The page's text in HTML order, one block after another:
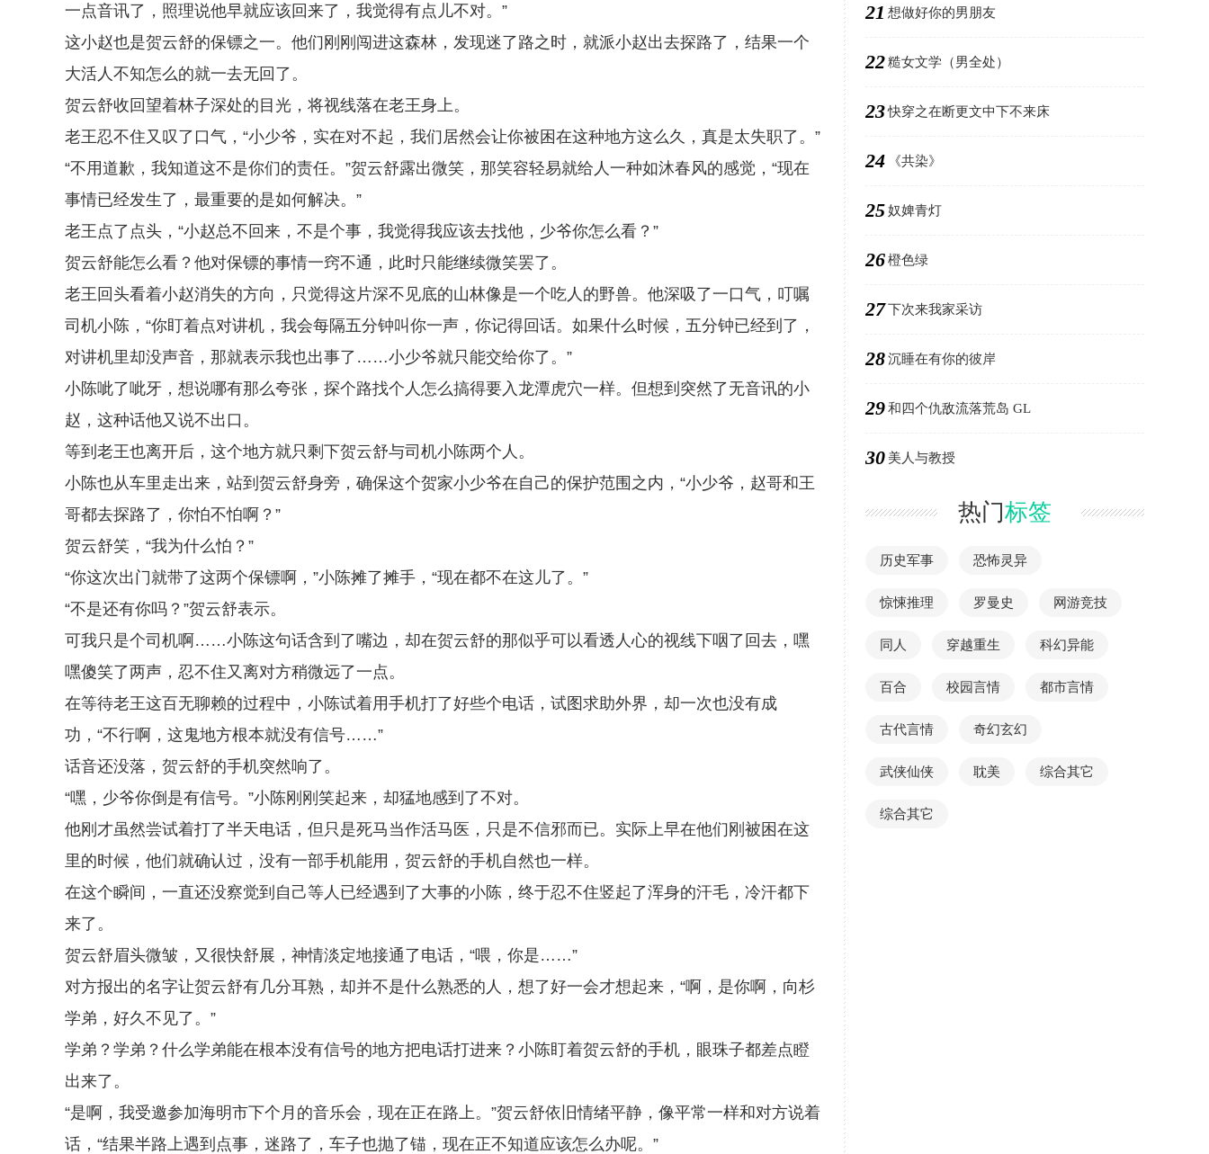
一点音讯了，照理说他早就应该回来了，我觉得有点儿不对。”
这小赵也是贺云舒的保镖之一。他们刚刚闯进这森林，发现迷了路之时，就派小赵出去探路了，结果一个
大活人不知怎么的就一去无回了。
贺云舒收回望着林子深处的目光，将视线落在老王身上。
老王忍不住又叹了口气，“小少爷，实在对不起，我们居然会让你被困在这种地方这么久，真是太失职了。”
“不用道歉，我知道这不是你们的责任。”贺云舒露出微笑，那笑容轻易就给人一种如沐春风的感觉，“现在
事情已经发生了，最重要的是如何解决。”
老王点了点头，“小赵总不回来，不是个事，我觉得我应该去找他，少爷你怎么看？”
贺云舒能怎么看？他对保镖的事情一窍不通，此时只能继续微笑罢了。
老王回头看着小赵消失的方向，只觉得这片深不见底的山林像是一个吃人的野兽。他深吸了一口气，叮嘱
司机小陈，“你盯着点对讲机，我会每隔五分钟叫你一声，你记得回话。如果什么时候，五分钟已经到了，
对讲机里却没声音，那就表示我也出事了……小少爷就只能交给你了。”
小陈呲了呲牙，想说哪有那么夸张，探个路找个人怎么搞得要入龙潭虎穴一样。但想到突然了无音讯的小
赵，这种话他又说不出口。
等到老王也离开后，这个地方就只剩下贺云舒与司机小陈两个人。
小陈也从车里走出来，站到贺云舒身旁，确保这个贺家小少爷在自己的保护范围之内，“小少爷，赵哥和王
哥都去探路了，你怕不怕啊？”
贺云舒笑，“我为什么怕？”
“你这次出门就带了这两个保镖啊，”小陈摊了摊手，“现在都不在这儿了。”
“不是还有你吗？”贺云舒表示。
可我只是个司机啊……小陈这句话含到了嘴边，却在贺云舒的那似乎可以看透人心的视线下咽了回去，嘿
嘿傻笑了两声，忍不住又离对方稍微远了一点。
在等待老王这百无聊赖的过程中，小陈试着用手机打了好些个电话，试图求助外界，却一次也没有成
功，“不行啊，这鬼地方根本就没有信号……”
话音还没落，贺云舒的手机突然响了。
“嘿，少爷你倒是有信号。”小陈刚刚笑起来，却猛地感到了不对。
他刚才虽然尝试着打了半天电话，但只是死马当作活马医，只是不信邪而已。实际上早在他们刚被困在这
里的时候，他们就确认过，没有一部手机能用，贺云舒的手机自然也一样。
在这个瞬间，一直还没察觉到自己等人已经遇到了大事的小陈，终于忍不住竖起了浑身的汗毛，冷汗都下
来了。
贺云舒眉头微皱，又很快舒展，神情淡定地接通了电话，“喂，你是……”
对方报出的名字让贺云舒有几分耳熟，却并不是什么熟悉的人，想了好一会才想起来，“啊，是你啊，向杉
学弟，好久不见了。”
学弟？学弟？什么学弟能在根本没有信号的地方把电话打进来？小陈盯着贺云舒的手机，眼珠子都差点瞪
出来了。
“是啊，我受邀参加海明市下个月的音乐会，现在正在路上。”贺云舒依旧情绪平静，像平常一样和对方说着
话，“结果半路上遇到点事，迷路了，车子也抛了锚，现在正不知道应该怎么办呢。”
21 想做好你的男朋友
22糙女文学（男全处）
23快穿之在断更文中下不来床
24 《共染》
25奴婢青灯
26橙色绿
27下次来我家采访
28沉睡在有你的彼岸
29和四个仇敌流落荒岛 GL
30 美人与教授
热门标签
历史军事 恐怖灵异
惊悚推理 罗曼史 网游竞技
同人 穿越重生 科幻异能
百合 校园言情 都市言情
古代言情 奇幻玄幻
武侠仙侠 耽美 综合其它
综合其它